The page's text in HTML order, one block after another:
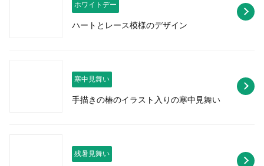
ホワイトデー
ハートとレース模様のデザイン
寒中見舞い
手描きの椿のイラスト入りの寒中見舞い
残暑見舞い